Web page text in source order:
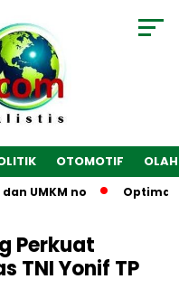
OTOMOTIF
UMKM no
Perkuat
TNI Yonif TP